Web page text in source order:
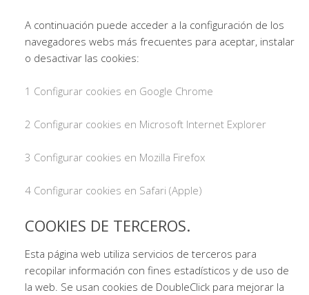
A continuación puede acceder a la configuración de los
navegadores webs más frecuentes para aceptar, instalar
o desactivar las cookies:
1 Configurar cookies en Google Chrome
2 Configurar cookies en Microsoft Internet Explorer
3 Configurar cookies en Mozilla Firefox
4 Configurar cookies en Safari (Apple)
COOKIES DE TERCEROS.
Esta página web utiliza servicios de terceros para
recopilar información con fines estadísticos y de uso de
la web. Se usan cookies de DoubleClick para mejorar la